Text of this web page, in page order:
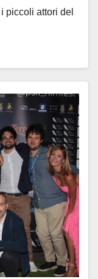
piccoli attori del